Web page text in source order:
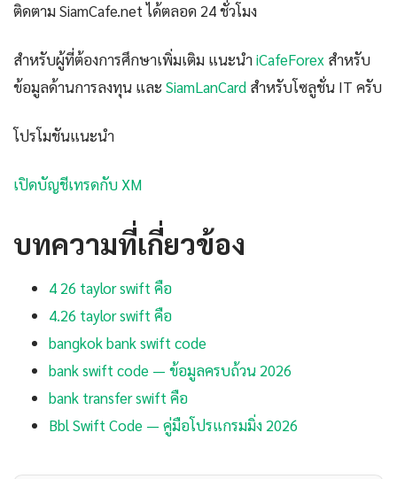
ติดตาม SiamCafe.net ได้ตลอด 24 ชั่วโมง
สำหรับผู้ที่ต้องการศึกษาเพิ่มเติม แนะนำiCafeForex สำหรับ
ข้อมูลด้านการลงทุน และ SiamLanCard สำหรับโซลูชั่น IT ครับ
โปรโมชันแนะนำ
เปิดบัญชีเทรดกับ XM
บทความที่เกี่ยวข้อง
4 26 taylor swift คือ
4.26 taylor swift คือ
bangkok bank swift code
bank swift code — ข้อมูลครบถ้วน 2026
bank transfer swift คือ
Bbl Swift Code — คู่มือโปรแกรมมิ่ง 2026